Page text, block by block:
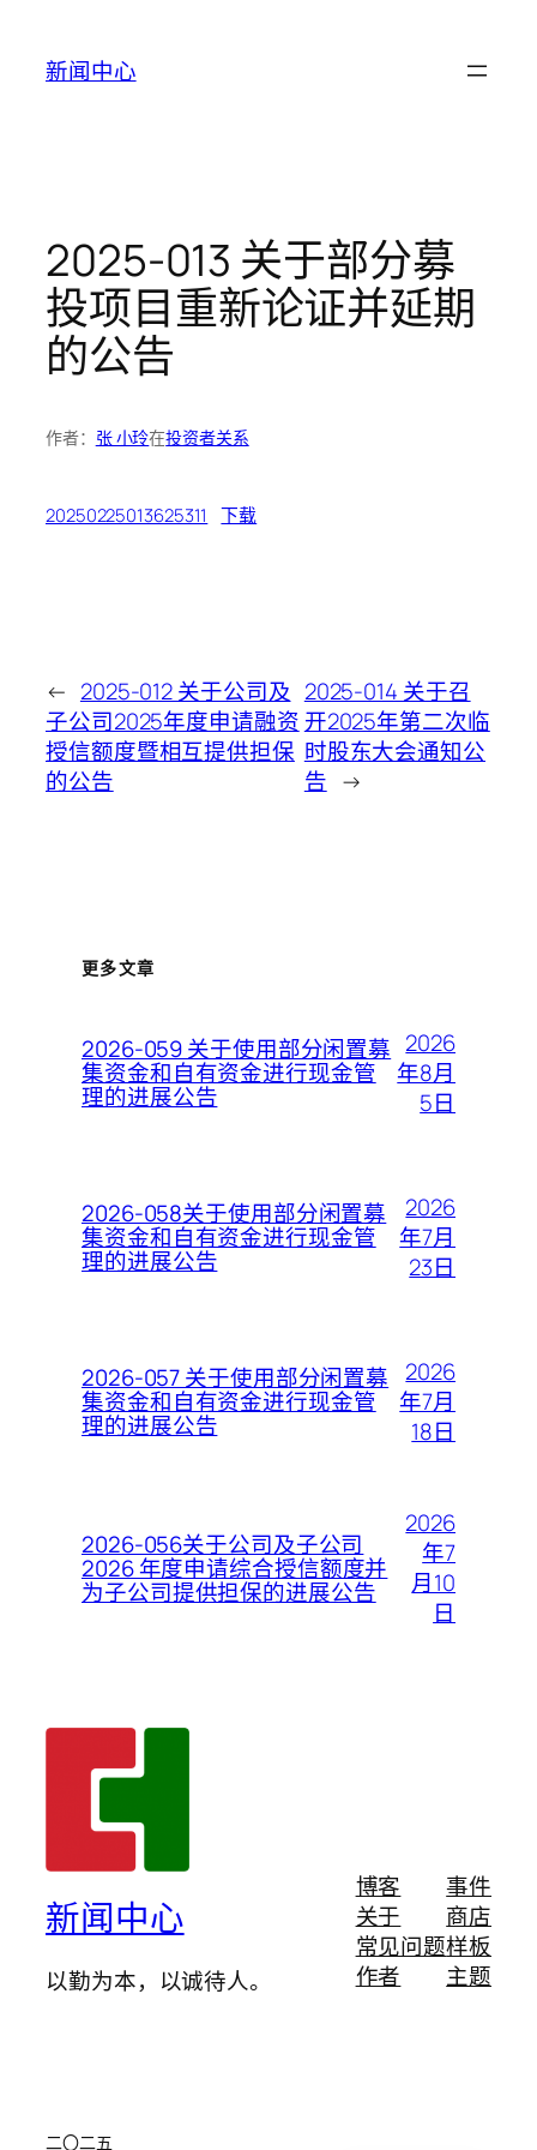
新闻中心
2025-013 关于部分募
投项目重新论证并延期
的公告
作者： 张 小玲在投资者关系
20250225013625311 下载
← 2025-012 关于公司及
子公司2025年度申请融资
授信额度暨相互提供担保
的公告
2025-014 关于召
开2025年第二次临
时股东大会通知公
告 →
更多文章
2026-059 关于使用部分闲置募
集资金和自有资金进行现金管
理的进展公告
2026
年8月
5日
2026-058关于使用部分闲置募
集资金和自有资金进行现金管
理的进展公告
2026
年7月
23日
2026-057 关于使用部分闲置募
集资金和自有资金进行现金管
理的进展公告
2026
年7月
18日
2026-056关于公司及子公司
2026 年度申请综合授信额度并
为子公司提供担保的进展公告
2026
年7
月10
日
新闻中心
以勤为本，以诚待人。
博客
关于
常见问题
作者
事件
商店
样板
主题
二〇二五